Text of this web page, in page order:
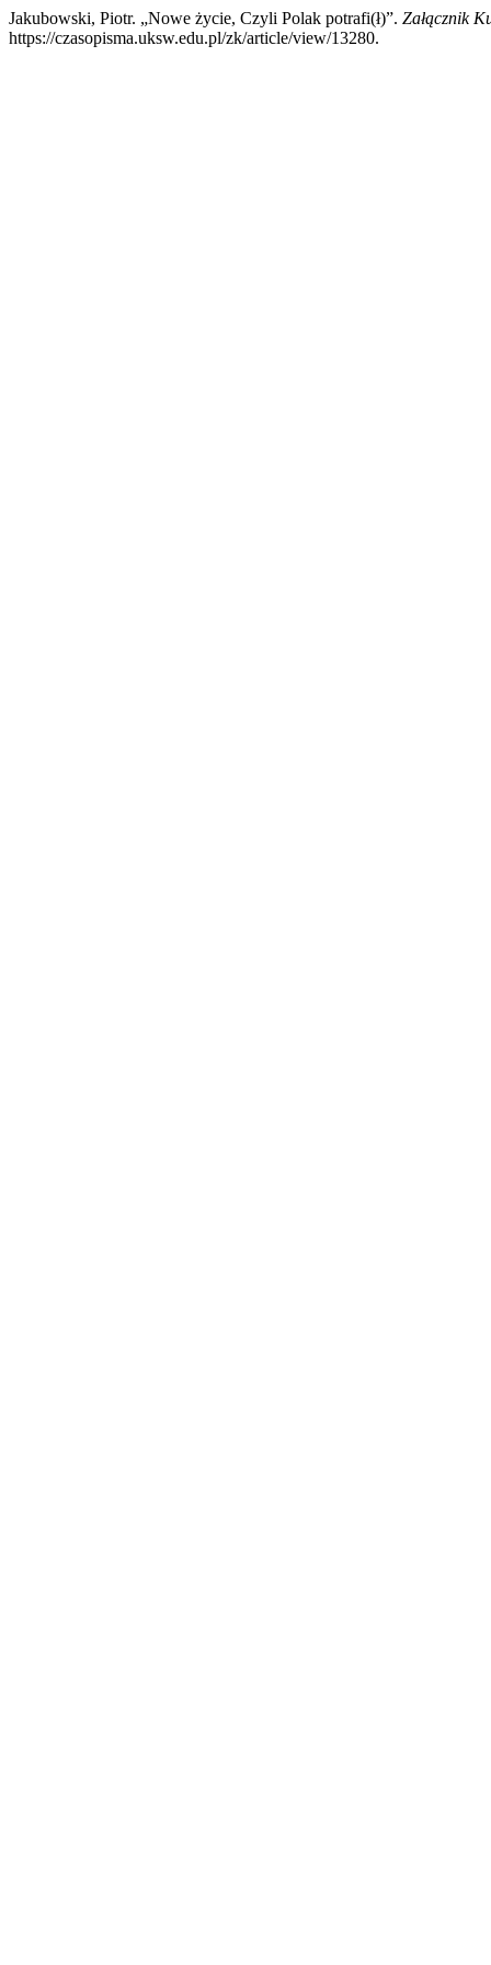
Jakubowski, Piotr. „Nowe życie, Czyli Polak potrafi(ł)”. Załącznik
https://czasopisma.uksw.edu.pl/zk/article/view/13280.